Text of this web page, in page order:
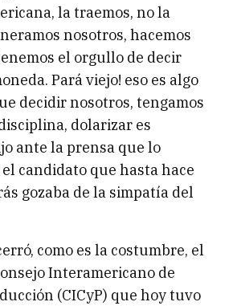
la traemos, no la
nosotros, hacemos
el orgullo de decir
Pará viejo! eso es algo
decidir nosotros, tengamos
dolarizar es
ante la prensa que lo
candidato que hasta hace
gozaba de la simpatía del
como es la costumbre, el
Interamericano de
(CICyP) que hoy tuvo